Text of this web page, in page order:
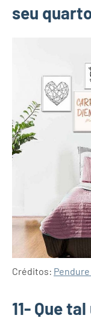
seu
Créditos:
11- Que